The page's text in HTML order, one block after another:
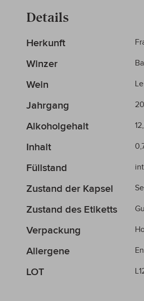
Bildergalerie
Details
Mehr
Herkunft
Winzer
Wein
Jahrgang
Alkoholgehalt
Inhalt
Füllstand
Zustand der Kapsel
Zustand des Etiketts
Verpackung
Allergene
LOT